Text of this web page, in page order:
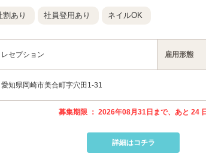
割あり 社員登用あり ネイルOK
レセプション 雇用形態
愛知県岡崎市美合町字穴田1-31
募集期限 ： 2026年08月31日まで、あと 24 日
詳細はコチラ